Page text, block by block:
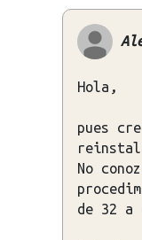
Hola,
pues
No
de 32